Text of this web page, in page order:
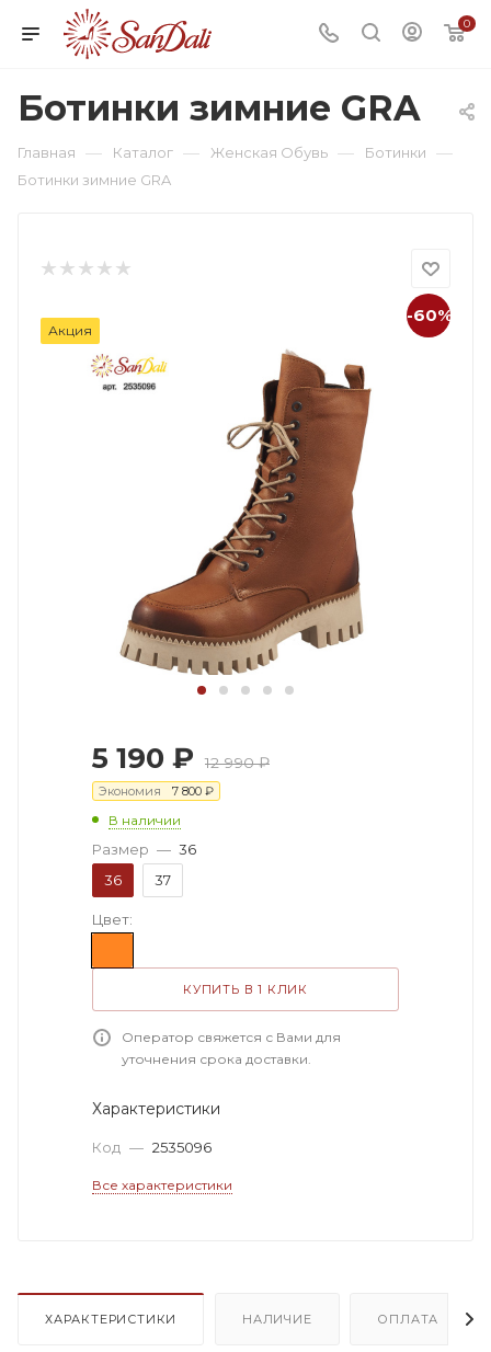
0
Ботинки зимние GRA
Главная — Каталог — Женская Обувь — Ботинки —
Ботинки зимние GRA
-60%
Акция
5 190 ₽ 12 990₽
Экономия 7 800 ₽
В наличии
Размер — 36
36
37
Цвет:
КУПИТЬ В 1 КЛИК
Оператор свяжется с Вами для
уточнения срока доставки.
Характеристики
Код — 2535096
Все характеристики
ХАРАКТЕРИСТИКИ НАЛИЧИЕ ОПЛАТА